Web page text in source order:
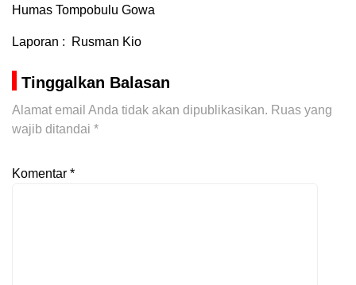
Humas Tompobulu Gowa
Laporan : Rusman Kio
Tinggalkan Balasan
Alamat email Anda tidak akan dipublikasikan. Ruas yang
wajib ditandai *
Komentar *